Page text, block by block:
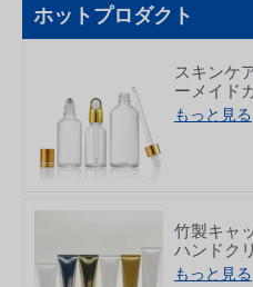
ホットプロダクト
スキンケ
ーメイド
イルドロ
もっと見る
竹製キャ
ハンドク
50/80/
もっと見る